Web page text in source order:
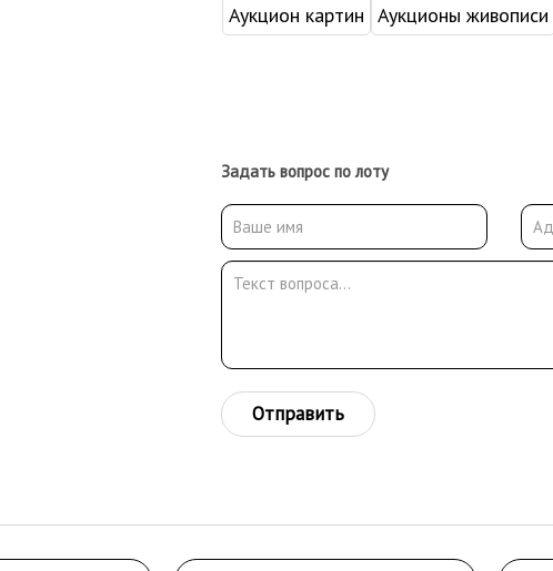
Аукцион картин Аукционы живописи
Задать вопрос по лоту
Отправить